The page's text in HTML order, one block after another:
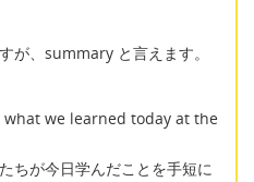
が、summary と言えます。
we learned today at the
ちが今日学んだことを手短に